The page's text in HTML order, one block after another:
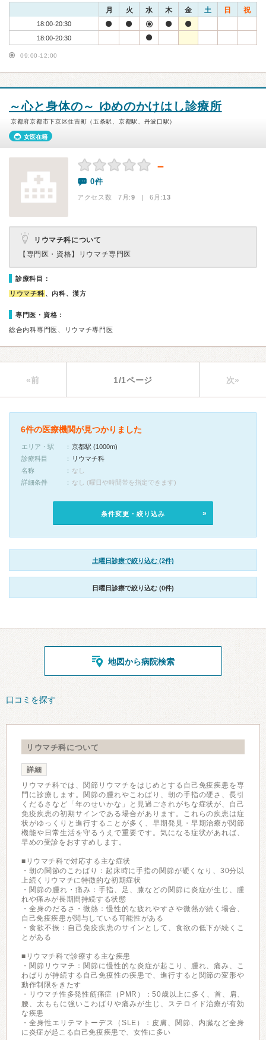
月 火 水 木 金 土 日 祝
18:00-20:30
18:00-20:30
09:00-12:00
～心と身体の～ ゆめのかけはし診療所
京都府京都市下京区住吉町（五条駅、京都駅、丹波口駅）
女医在籍
－
0件
アクセス数 7月:9 | 6月:13
リウマチ科について
【専門医・資格】
リウマチ専門医
診療科目：
リウマチ科 、内科、漢方
専門医・資格：
総合内科専門医、リウマチ専門医
«前 1/1ページ 次»
6件の医療機関が見つかりました
エリア・駅
京都駅 (1000m)
診療科目
リウマチ科
名称
なし
詳細条件
なし (曜日や時間帯を指定できます)
条件変更・絞り込み
土曜日診療で絞り込む (2件)
日曜日診療で絞り込む (0件)
地図から病院検索
口コミを探す
リウマチ科について
詳細
リウマチ科では、関節リウマチをはじめとする自己免疫疾患を専
門に診療します。関節の腫れやこわばり、朝の手指の硬さ、長引
くだるさなど「年のせいかな」と見過ごされがちな症状が、自己
免疫疾患の初期サインである場合があります。これらの疾患は症
状がゆっくりと進行することが多く、早期発見・早期治療が関節
機能や日常生活を守るうえで重要です。気になる症状があれば、
早めの受診をおすすめします。
■リウマチ科で対応する主な症状
・朝の関節のこわばり：起床時に手指の関節が硬くなり、30分以
上続くリウマチに特徴的な初期症状
・関節の腫れ・痛み：手指、足、膝などの関節に炎症が生じ、腫
れや痛みが長期間持続する状態
・全身のだるさ・微熱：慢性的な疲れやすさや微熱が続く場合、
自己免疫疾患が関与している可能性がある
・食欲不振：自己免疫疾患のサインとして、食欲の低下が続くこ
とがある
■リウマチ科で診療する主な疾患
・関節リウマチ：関節に慢性的な炎症が起こり、腫れ、痛み、こ
わばりが持続する自己免疫性の疾患で、進行すると関節の変形や
動作制限をきたす
・リウマチ性多発性筋痛症（PMR）：50歳以上に多く、首、肩、
腰、太ももに強いこわばりや痛みが生じ、ステロイド治療が有効
な疾患
・全身性エリテマトーデス（SLE）：皮膚、関節、内臓など全身
に炎症が起こる自己免疫疾患で、女性に多い